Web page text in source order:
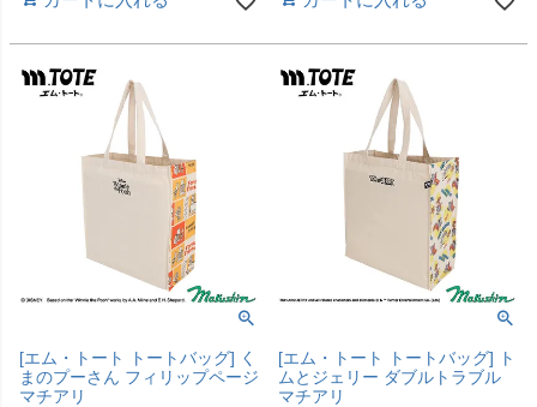
[エム・トート トートバッグ] く
まのプーさん フィリップページ
マチアリ
[エム・トート トートバッグ] ト
ムとジェリー ダブルトラブル
マチアリ